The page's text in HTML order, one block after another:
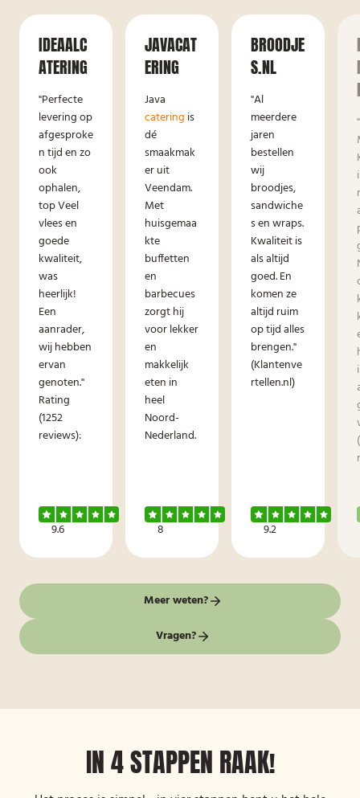
IDEAALC
ATERING
"Perfecte
levering op
afgesproke
n tijd en zo
ook
ophalen,
top Veel
vlees en
goede
kwaliteit,
was
heerlijk!
Een
aanrader,
wij hebben
ervan
genoten."
Rating
(1252
reviews):
9.6
JAVACAT
ERING
Java
catering is
dé
smaakmak
er uit
Veendam.
Met
huisgemaa
kte
buffetten
en
barbecues
zorgt hij
voor lekker
en
makkelijk
eten in
heel
Noord-
Nederland.
8
BROODJE
S.NL
"Al
meerdere
jaren
bestellen
wij
broodjes,
sandwiche
s en wraps.
Kwaliteit is
als altijd
goed. En
komen ze
altijd ruim
op tijd alles
brengen."
(Klantenve
rtellen.nl)
9.2
Meer weten?
Vragen?
IN 4 STAPPEN RAAK!